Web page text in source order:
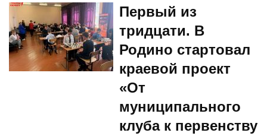
Первый из
тридцати. В
Родино стартовал
краевой проект
«От
муниципального
клуба к первенству